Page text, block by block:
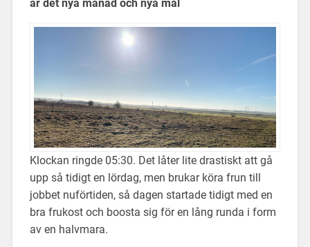
är det nya månad och nya mål
Klockan ringde 05:30. Det låter lite drastiskt att gå
upp så tidigt en lördag, men brukar köra frun till
jobbet nuförtiden, så dagen startade tidigt med en
bra frukost och boosta sig för en lång runda i form
av en halvmara.